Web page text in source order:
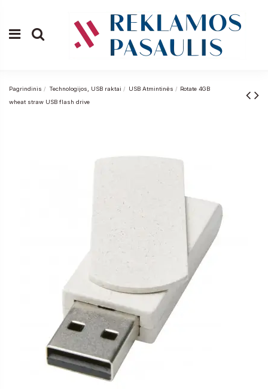
Pagrindinis Technologijos, USB raktai USB Atmintinės
Rotate 4GB
wheat straw USB flash drive